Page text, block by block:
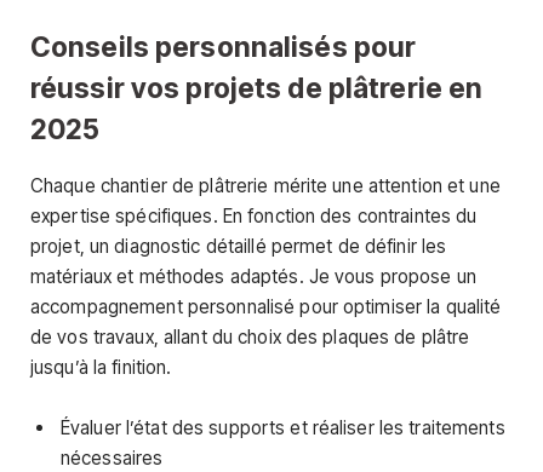
Conseils personnalisés pour
réussir vos projets de plâtrerie en
2025
Chaque chantier de plâtrerie mérite une attention et une
expertise spécifiques. En fonction des contraintes du
projet, un diagnostic détaillé permet de définir les
matériaux et méthodes adaptés. Je vous propose un
accompagnement personnalisé pour optimiser la qualité
de vos travaux, allant du choix des plaques de plâtre
jusqu’à la finition.
Évaluer l’état des supports et réaliser les traitements
nécessaires